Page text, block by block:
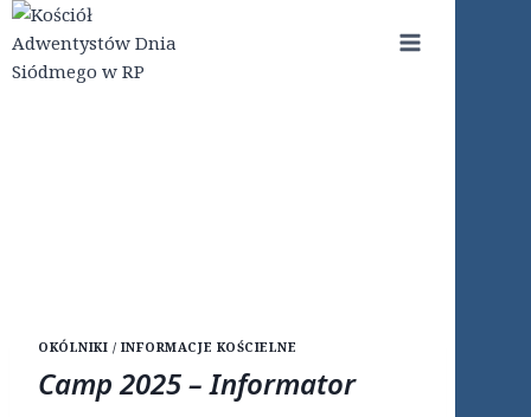
Przejdź
do
treści
OKÓLNIKI / INFORMACJE KOŚCIELNE
Camp 2025 – Informator